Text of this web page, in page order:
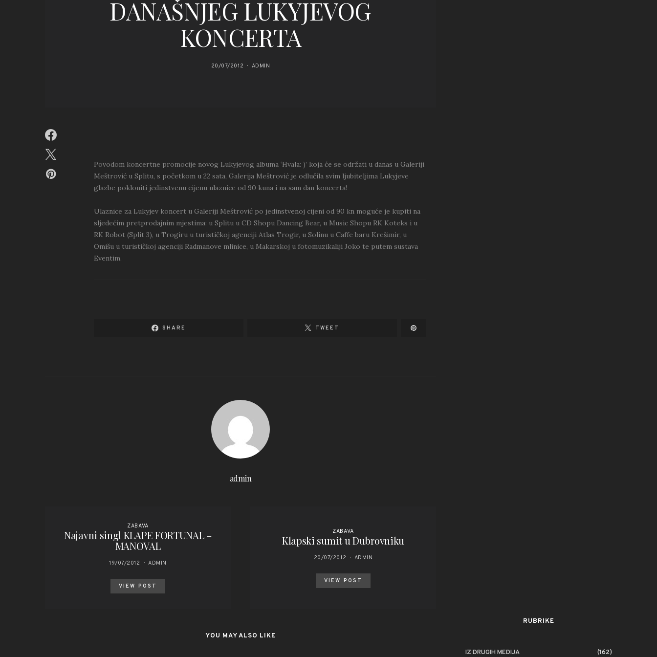
DANAŠNJEG LUKYJEVOG
KONCERTA
20/07/2012 ADMIN
Povodom koncertne promocije novog Lukyjevog albuma ‘Hvala: )’ koja će se održati u danas u Galeriji
Meštrović u Splitu, s početkom u 22 sata, Galerija Meštrović je odlučila svim ljubiteljima Lukyjeve
glazbe pokloniti jedinstvenu cijenu ulaznice od 90 kuna i na sam dan koncerta!
Ulaznice za Lukyjev koncert u Galeriji Meštrović po jedinstvenoj cijeni od 90 kn moguće je kupiti na
sljedećim pretprodajnim mjestima: u Splitu u CD Shopu Dancing Bear, u Music Shopu RK Koteks i u
RK Robot (Split 3), u Trogiru u turističkoj agenciji Atlas Trogir, u Solinu u Caffe baru Krešimir, u
Omišu u turističkoj agenciji Radmanove mlinice, u Makarskoj u fotomuzikaliji Joko te putem sustava
Eventim.
SHARE TWEET
admin
ZABAVA
Najavni singl KLAPE FORTUNAL –
MANOVAL
19/07/2012 ADMIN
VIEW POST
ZABAVA
Klapski sumit u Dubrovniku
20/07/2012 ADMIN
VIEW POST
YOU MAY ALSO LIKE
RUBRIKE
IZ DRUGIH MEDIJA (162)